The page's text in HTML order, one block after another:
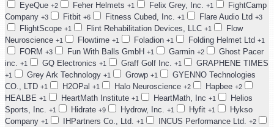
EyeQue +2 Feher Helmets +1 Felix Grey, Inc. +1
FightCamp
Company +3 Fitbit +6 Fitness Cubed, Inc. +1 Flare Audio Ltd +3
FlightScope +1 Flint Rehabilitation Devices, LLC +1
Flow
Neuroscience +1 Flowtime +1 Foladion +1 Folding Helmet Ltd +1
FORM +3 Fun With Balls GmbH +1 Garmin +2
Ghost Pacer
inc. +1 GQ Electronics +1 Graff Golf Inc. +1 GRAPHENE TIMES
+1 Grey Ark Technology +1 Growp +1
GYENNO Technologies
CO., LTD +1 H2OPal +1 Halo Neuroscience +2 Hapbee +2
HEALBE +1 HeartMath Institute +1 HeartMath, Inc +1
Helios
Sports, Inc. +1 Hidrate +9 Hydrow, Inc. +1 Hyfit +1
Hykso
Company +1 IHPartners Co., Ltd. +1 INCUS Performance Ltd. +2